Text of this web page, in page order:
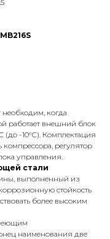
когда
работает внешний блок
(до -10°С). Комплектация
компрессора, регулятор
управления.
стали
выполненный из
стойкость
более высоким
наименования две